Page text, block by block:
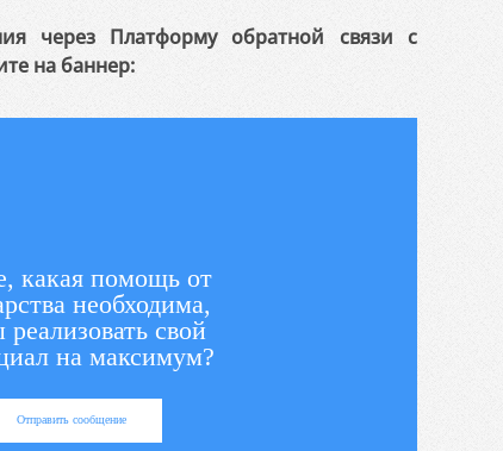
через Платформу обратной связи с
на баннер:
какая помощь от
необходима,
реализовать свой
на максимум?
Отправить сообщение